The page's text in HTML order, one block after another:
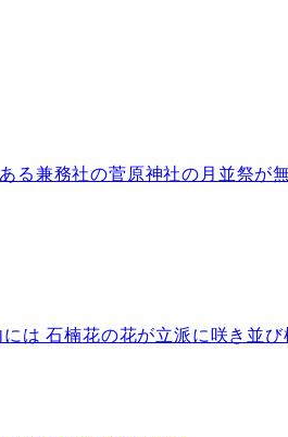
る兼務社の菅原神社の月並祭が
は 石楠花の花が立派に咲き並